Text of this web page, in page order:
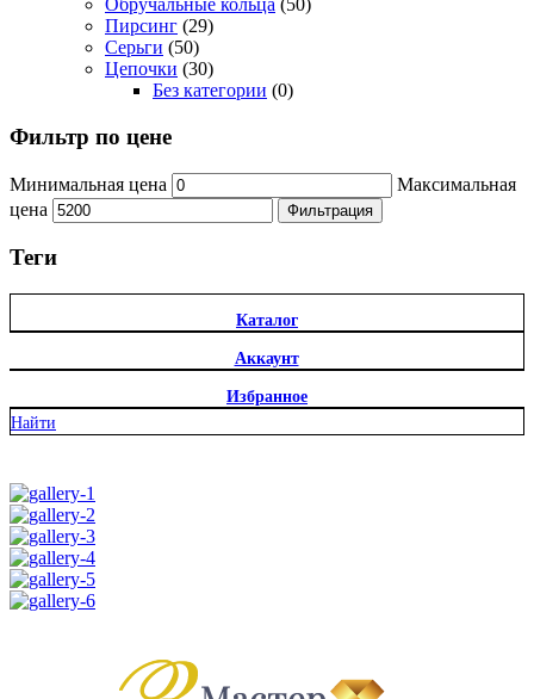
Обручальные кольца (50)
Пирсинг (29)
Серьги (50)
Цепочки (30)
Без категории (0)
Фильтр по цене
Минимальная цена
Максимальная
цена
Фильтрация
Теги
Каталог
Аккаунт
Избранное
Найти